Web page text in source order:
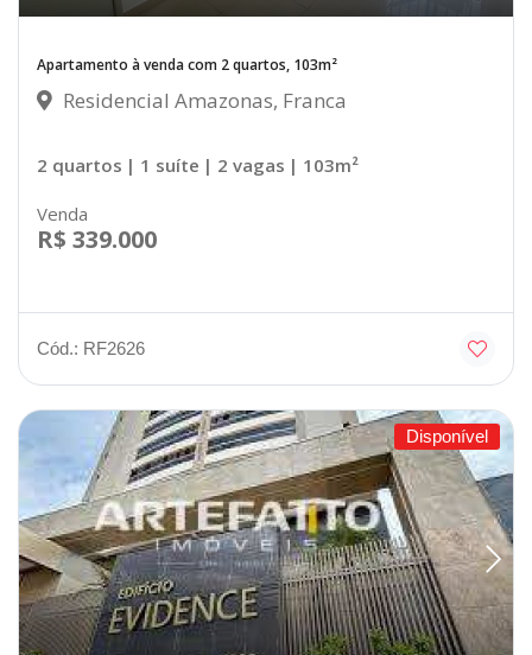
Apartamento à venda com 2 quartos, 103m²
Residencial Amazonas, Franca
2 quartos | 1 suíte | 2 vagas | 103m²
Venda
R$ 339.000
Cód.: RF2626
Disponível